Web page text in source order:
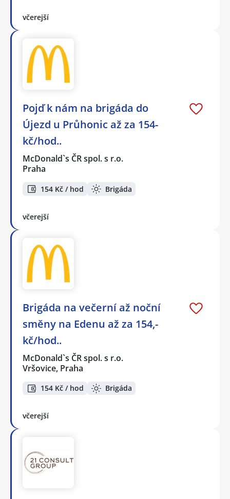
včerejší
Pojď k nám na brigáda do
Újezd u Průhonic až za 154-
kč/hod..
McDonald`s ČR spol. s r.o.
Praha
154 Kč / hod Brigáda
včerejší
Brigáda na večerní až noční
směny na Edenu až za 154,-
kč/hod..
McDonald`s ČR spol. s r.o.
Vršovice, Praha
154 Kč / hod Brigáda
včerejší